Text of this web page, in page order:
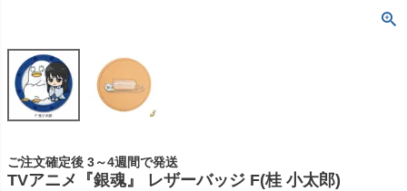
ご注文確定後 3～4週間で発送
TVアニメ『銀魂』 レザーバッジ F(桂 小太郎)